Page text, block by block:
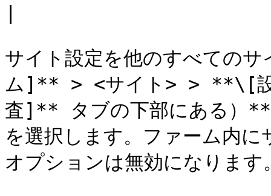
サイト設定を他のすべての
ム]** > <サイト> > **\[
査]** タブの下部にある）
を選択します。ファーム内
オプションは無効になります